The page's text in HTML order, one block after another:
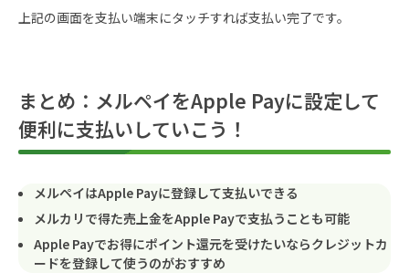
上記の画面を支払い端末にタッチすれば支払い完了です。
まとめ：メルペイをApple Payに設定して
便利に支払いしていこう！
メルペイはApple Payに登録して支払いできる
メルカリで得た売上金をApple Payで支払うことも可能
Apple Payでお得にポイント還元を受けたいならクレジットカ
ードを登録して使うのがおすすめ